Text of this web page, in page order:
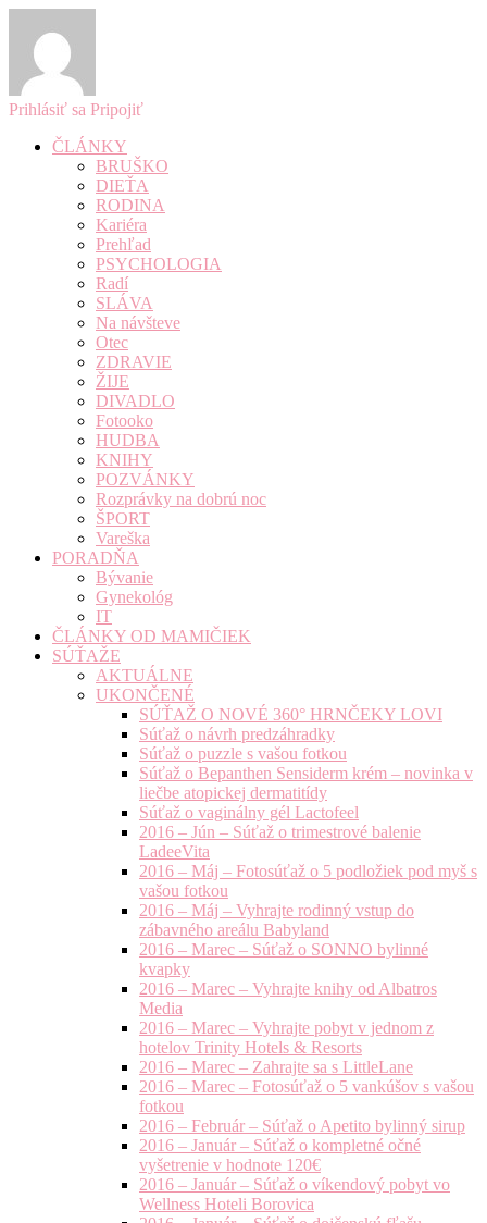
Prihlásiť sa Pripojiť
ČLÁNKY
BRUŠKO
DIEŤA
RODINA
Kariéra
Prehľad
PSYCHOLOGIA
Radí
SLÁVA
Na návšteve
Otec
ZDRAVIE
ŽIJE
DIVADLO
Fotooko
HUDBA
KNIHY
POZVÁNKY
Rozprávky na dobrú noc
ŠPORT
Vareška
PORADŇA
Bývanie
Gynekológ
IT
ČLÁNKY OD MAMIČIEK
SÚŤAŽE
AKTUÁLNE
UKONČENÉ
SÚŤAŽ O NOVÉ 360° HRNČEKY LOVI
Súťaž o návrh predzáhradky
Súťaž o puzzle s vašou fotkou
Súťaž o Bepanthen Sensiderm krém – novinka v
liečbe atopickej dermatitídy
Súťaž o vaginálny gél Lactofeel
2016 – Jún – Súťaž o trimestrové balenie
LadeeVita
2016 – Máj – Fotosúťaž o 5 podložiek pod myš s
vašou fotkou
2016 – Máj – Vyhrajte rodinný vstup do
zábavného areálu Babyland
2016 – Marec – Súťaž o SONNO bylinné
kvapky
2016 – Marec – Vyhrajte knihy od Albatros
Media
2016 – Marec – Vyhrajte pobyt v jednom z
hotelov Trinity Hotels & Resorts
2016 – Marec – Zahrajte sa s LittleLane
2016 – Marec – Fotosúťaž o 5 vankúšov s vašou
fotkou
2016 – Február – Súťaž o Apetito bylinný sirup
2016 – Január – Súťaž o kompletné očné
vyšetrenie v hodnote 120€
2016 – Január – Súťaž o víkendový pobyt vo
Wellness Hoteli Borovica